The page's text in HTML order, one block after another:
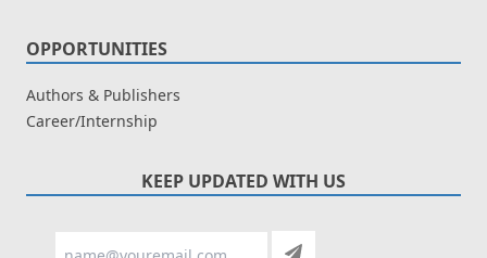
OPPORTUNITIES
Authors & Publishers
Career/Internship
KEEP UPDATED WITH US